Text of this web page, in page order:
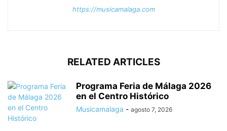
https://musicamalaga.com
RELATED ARTICLES
Programa Feria de Málaga 2026
en el Centro Histórico
Musicamalaga - agosto 7, 2026